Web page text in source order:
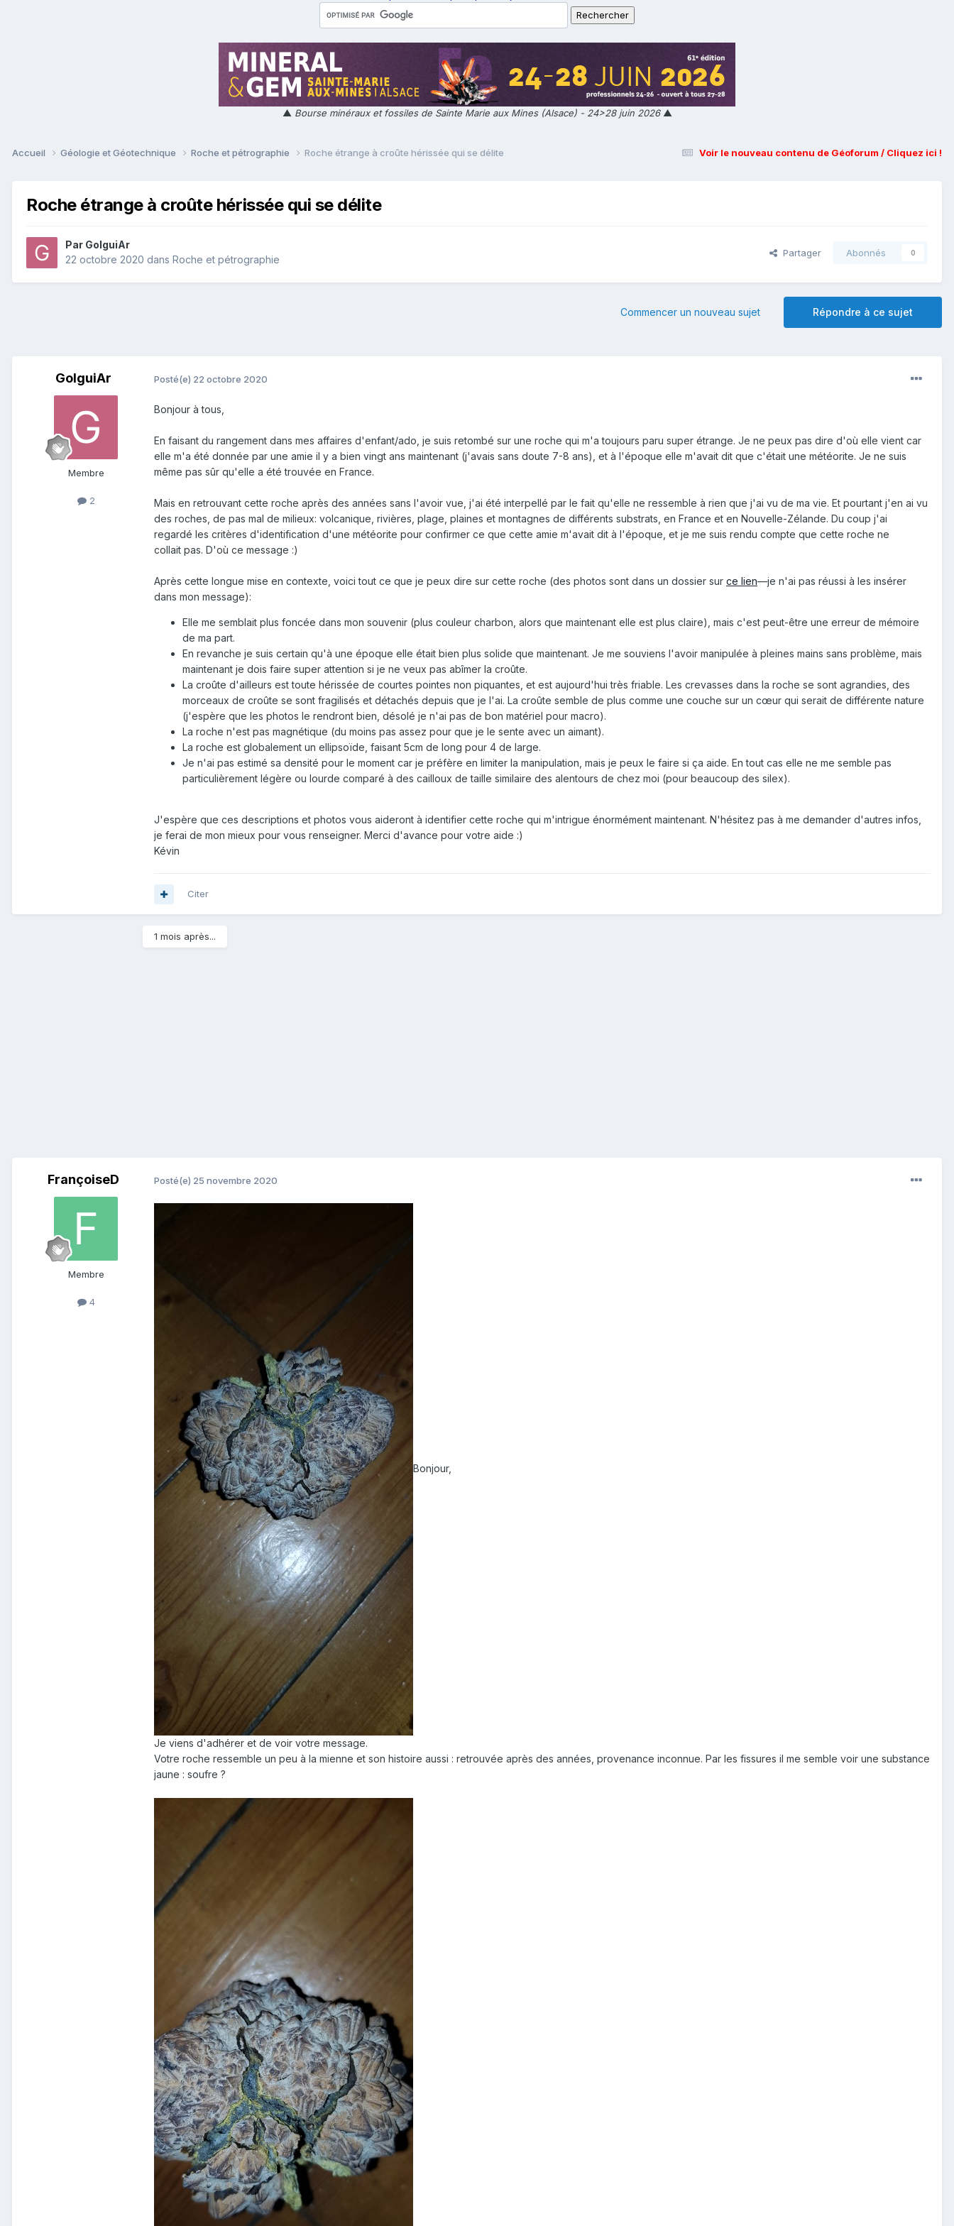
▲ Bourse minéraux et fossiles de Sainte Marie aux Mines (Alsace) - 24>28 juin 2026▲
Voir le nouveau contenu de Géoforum / Cliquez ici !
Accueil Géologie et Géotechnique Roche et pétrographie Roche étrange à croûte hérissée qui se délite
Roche étrange à croûte hérissée qui se délite
Par GolguiAr
22 octobre 2020 dans Roche et pétrographie
Partager Abonnés 0
Répondre à ce sujet
Commencer un nouveau sujet
GolguiAr
Membre
2
Posté(e) 22 octobre 2020
Bonjour à tous,
En faisant du rangement dans mes affaires d'enfant/ado, je suis retombé sur une roche qui m'a toujours paru super étrange. Je ne peux pas dire d'où elle vient car
elle m'a été donnée par une amie il y a bien vingt ans maintenant (j'avais sans doute 7-8 ans), et à l'époque elle m'avait dit que c'était une météorite. Je ne suis
même pas sûr qu'elle a été trouvée en France.
Mais en retrouvant cette roche après des années sans l'avoir vue, j'ai été interpellé par le fait qu'elle ne ressemble à rien que j'ai vu de ma vie. Et pourtant j'en ai vu
des roches, de pas mal de milieux: volcanique, rivières, plage, plaines et montagnes de différents substrats, en France et en Nouvelle-Zélande. Du coup j'ai
regardé les critères d'identification d'une météorite pour confirmer ce que cette amie m'avait dit à l'époque, et je me suis rendu compte que cette roche ne
collait pas. D'où ce message :)
Après cette longue mise en contexte, voici tout ce que je peux dire sur cette roche (des photos sont dans un dossier sur ce lien—je n'ai pas réussi à les insérer
dans mon message):
Elle me semblait plus foncée dans mon souvenir (plus couleur charbon, alors que maintenant elle est plus claire), mais c'est peut-être une erreur de mémoire
de ma part.
En revanche je suis certain qu'à une époque elle était bien plus solide que maintenant. Je me souviens l'avoir manipulée à pleines mains sans problème, mais
maintenant je dois faire super attention si je ne veux pas abîmer la croûte.
La croûte d'ailleurs est toute hérissée de courtes pointes non piquantes, et est aujourd'hui très friable. Les crevasses dans la roche se sont agrandies, des
morceaux de croûte se sont fragilisés et détachés depuis que je l'ai. La croûte semble de plus comme une couche sur un cœur qui serait de différente nature
(j'espère que les photos le rendront bien, désolé je n'ai pas de bon matériel pour macro).
La roche n'est pas magnétique (du moins pas assez pour que je le sente avec un aimant).
La roche est globalement un ellipsoïde, faisant 5cm de long pour 4 de large.
Je n'ai pas estimé sa densité pour le moment car je préfère en limiter la manipulation, mais je peux le faire si ça aide. En tout cas elle ne me semble pas
particulièrement légère ou lourde comparé à des cailloux de taille similaire des alentours de chez moi (pour beaucoup des silex).
J'espère que ces descriptions et photos vous aideront à identifier cette roche qui m'intrigue énormément maintenant. N'hésitez pas à me demander d'autres infos,
je ferai de mon mieux pour vous renseigner. Merci d'avance pour votre aide :)
Kévin
Citer
1 mois après...
FrançoiseD
Membre
4
Posté(e) 25 novembre 2020
Bonjour,
Je viens d'adhérer et de voir votre message.
Votre roche ressemble un peu à la mienne et son histoire aussi : retrouvée après des années, provenance inconnue. Par les fissures il me semble voir une substance
jaune : soufre ?